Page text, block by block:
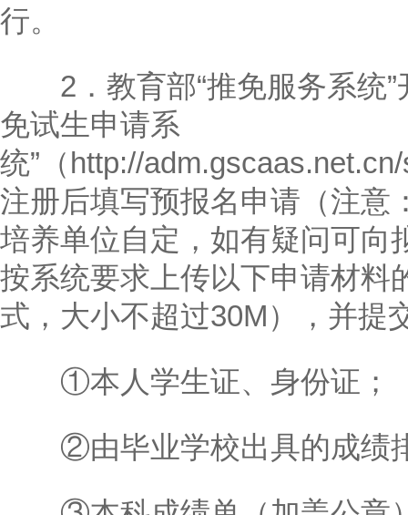
行。
2．教育部“推免服务系统”
免试生申请系
统”（http://
注册后填写预报名申请（注意
培养单位自定，如有疑问可向
按系统要求上传以下申请材料
式，大小不超过30M），并提
①本人学生证、身份证；
②由毕业学校出具的成绩